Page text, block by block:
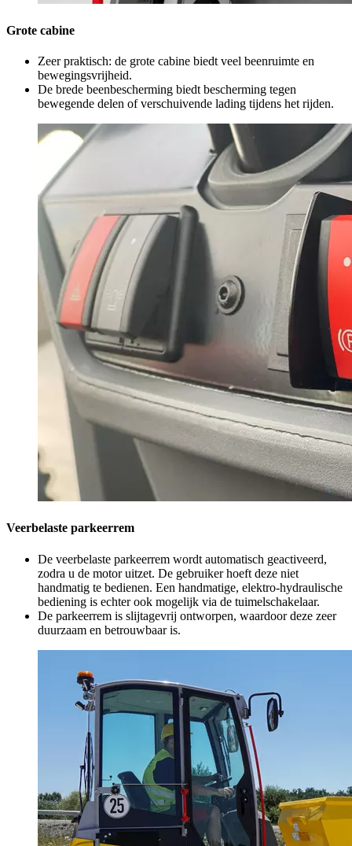
Grote cabine
Zeer praktisch: de grote cabine biedt veel beenruimte en
bewegingsvrijheid.
De brede beenbescherming biedt bescherming tegen
bewegende delen of verschuivende lading tijdens het rijden.
Veerbelaste parkeerrem
De veerbelaste parkeerrem wordt automatisch geactiveerd,
zodra u de motor uitzet. De gebruiker hoeft deze niet
handmatig te bedienen. Een handmatige, elektro-hydraulische
bediening is echter ook mogelijk via de tuimelschakelaar.
De parkeerrem is slijtagevrij ontworpen, waardoor deze zeer
duurzaam en betrouwbaar is.